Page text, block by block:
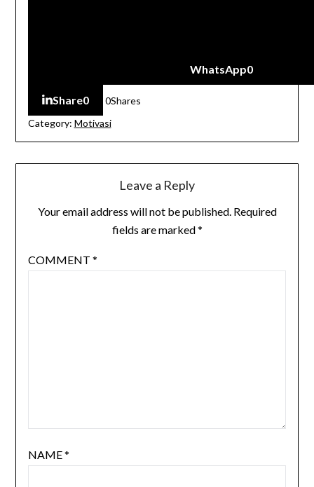
WhatsApp0
Share0 0Shares
Category: Motivasi
Leave a Reply
Your email address will not be published. Required
fields are marked*
COMMENT *
NAME*